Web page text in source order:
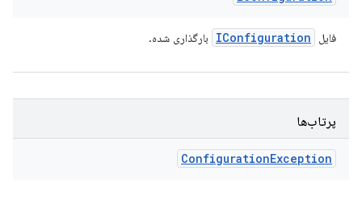
فایل IConfiguration بارگذاری شده.
پرتاب‌ها
ConfigurationException